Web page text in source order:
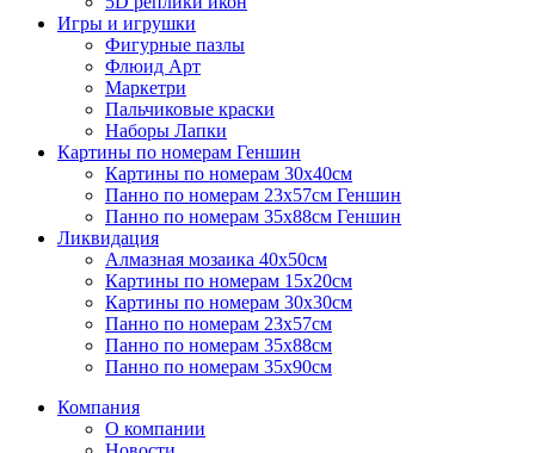
Игры и игрушки
Фигурные пазлы
Флюид Арт
Маркетри
Пальчиковые краски
Наборы Лапки
Картины по номерам Геншин
Картины по номерам 30х40см
Панно по номерам 23х57см Геншин
Панно по номерам 35х88см Геншин
Ликвидация
Алмазная мозаика 40х50см
Картины по номерам 15х20см
Картины по номерам 30х30см
Панно по номерам 23х57см
Панно по номерам 35х88см
Панно по номерам 35х90см
Компания
О компании